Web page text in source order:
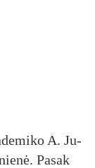
A. Ju­
Pa­sak